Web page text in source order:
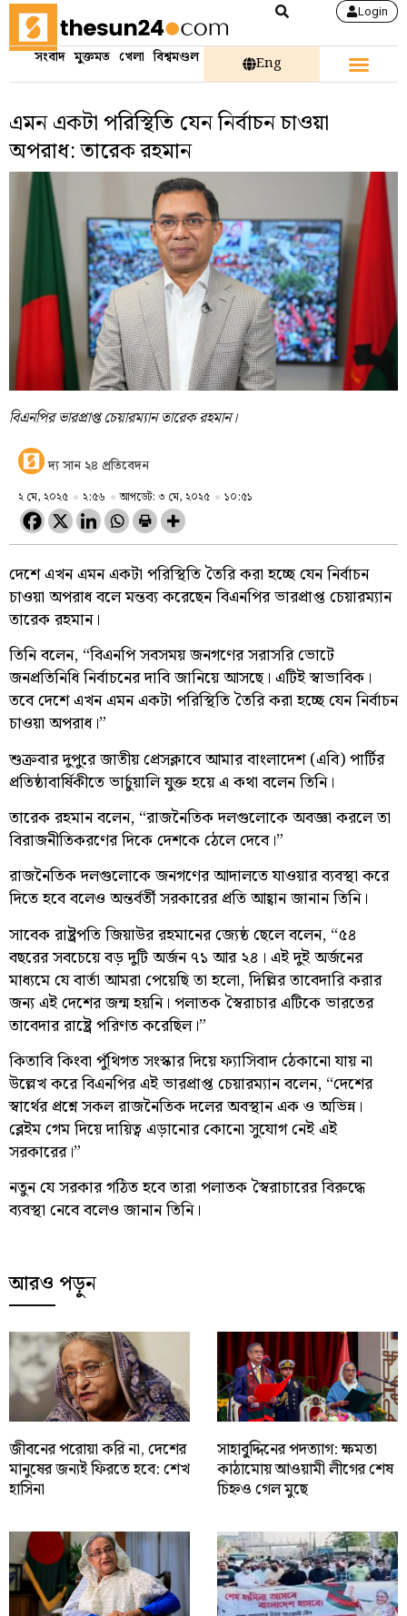
Login
সংবাদ মুক্তমত খেলা বিশ্বমণ্ডল Eng
এমন একটা পরিস্থিতি যেন নির্বাচন চাওয়া
অপরাধ: তারেক রহমান
বিএনপির ভারপ্রাপ্ত চেয়ারম্যান তারেক রহমান।
দ্য সান ২৪ প্রতিবেদন
২ মে, ২০২৫ ২:৫৬ আপডেট: ৩ মে, ২০২৫ ১০:৫১
দেশে এখন এমন একটা পরিস্থিতি তৈরি করা হচ্ছে যেন নির্বাচন
চাওয়া অপরাধ বলে মন্তব্য করেছেন বিএনপির ভারপ্রাপ্ত চেয়ারম্যান
তারেক রহমান।
তিনি বলেন, “বিএনপি সবসময় জনগণের সরাসরি ভোটে
জনপ্রতিনিধি নির্বাচনের দাবি জানিয়ে আসছে। এটিই স্বাভাবিক।
তবে দেশে এখন এমন একটা পরিস্থিতি তৈরি করা হচ্ছে যেন নির্বাচন
চাওয়া অপরাধ।”
শুক্রবার দুপুরে জাতীয় প্রেসক্লাবে আমার বাংলাদেশ (এবি) পার্টির
প্রতিষ্ঠাবার্ষিকীতে ভার্চুয়ালি যুক্ত হয়ে এ কথা বলেন তিনি।
তারেক রহমান বলেন, “রাজনৈতিক দলগুলোকে অবজ্ঞা করলে তা
বিরাজনীতিকরণের দিকে দেশকে ঠেলে দেবে।”
রাজনৈতিক দলগুলোকে জনগণের আদালতে যাওয়ার ব্যবস্থা করে
দিতে হবে বলেও অন্তর্বর্তী সরকারের প্রতি আহ্বান জানান তিনি।
সাবেক রাষ্ট্রপতি জিয়াউর রহমানের জ্যেষ্ঠ ছেলে বলেন, “৫৪
বছরের সবচেয়ে বড় দুটি অর্জন ৭১ আর ২৪। এই দুই অর্জনের
মাধ্যমে যে বার্তা আমরা পেয়েছি তা হলো, দিল্লির তাবেদারি করার
জন্য এই দেশের জন্ম হয়নি। পলাতক স্বৈরাচার এটিকে ভারতের
তাবেদার রাষ্ট্রে পরিণত করেছিল।”
কিতাবি কিংবা পুঁথিগত সংস্কার দিয়ে ফ্যাসিবাদ ঠেকানো যায় না
উল্লেখ করে বিএনপির এই ভারপ্রাপ্ত চেয়ারম্যান বলেন, “দেশের
স্বার্থের প্রশ্নে সকল রাজনৈতিক দলের অবস্থান এক ও অভিন্ন।
ব্লেইম গেম দিয়ে দায়িত্ব এড়ানোর কোনো সুযোগ নেই এই
সরকারের।”
নতুন যে সরকার গঠিত হবে তারা পলাতক স্বৈরাচারের বিরুদ্ধে
ব্যবস্থা নেবে বলেও জানান তিনি।
আরও পড়ুন
জীবনের পরোয়া করি না, দেশের
মানুষের জন্যই ফিরতে হবে: শেখ
হাসিনা
সাহাবু্দ্দিনের পদত্যাগ: ক্ষমতা
কাঠামোয় আওয়ামী লীগের শেষ
চিহ্নও গেল মুছে